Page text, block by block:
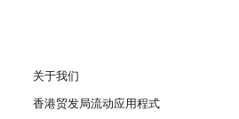
关于我们
香港贸发局流动应用程式